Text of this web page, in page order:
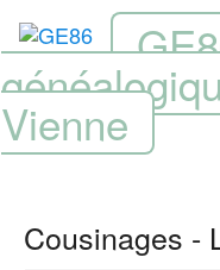
Vienne
Cousinages -